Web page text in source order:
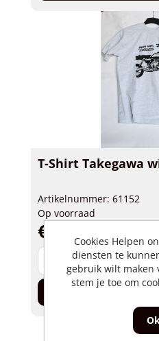
T-Shirt Takegawa
Artikelnummer: 61152
Op voorraad
€ 42,35 incl.
In de winkelwagen
Cookies Helpen
diensten te
gebruik wilt maken
stem je toe om